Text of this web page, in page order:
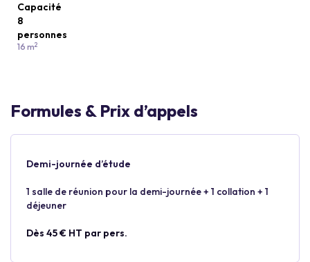
Capacité
8
personnes
16 m2
Formules & Prix d’appels
Demi-journée d’étude
1 salle de réunion pour la demi-journée + 1 collation + 1
déjeuner
Dès 45 € HT par pers.